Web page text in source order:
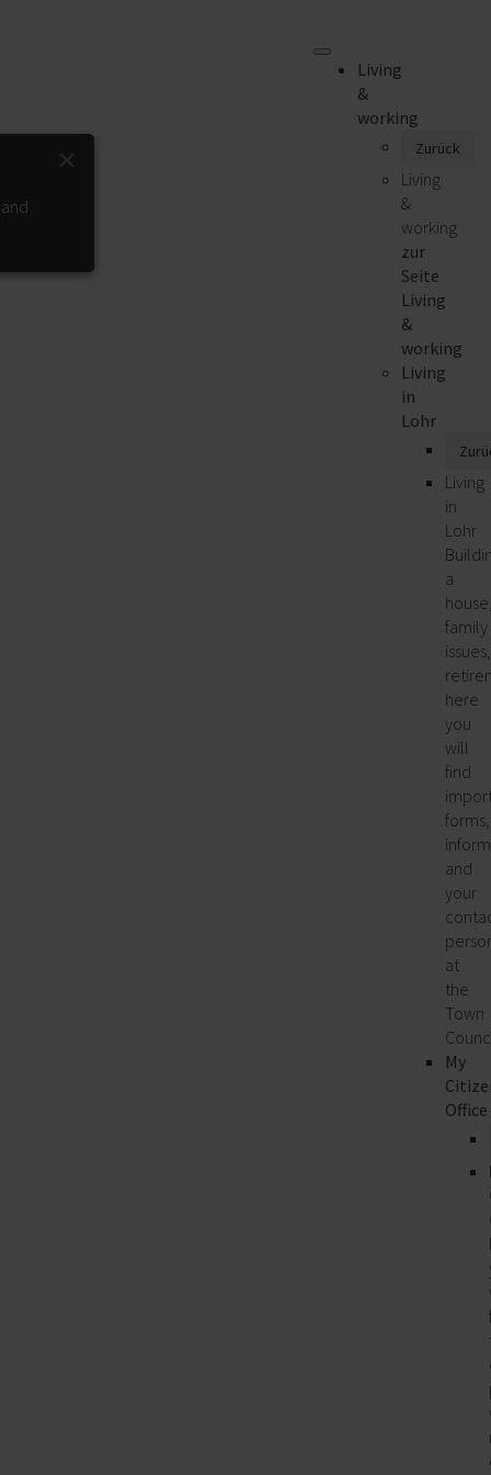
x
Living
&
working
Zurück
Living
&
working
zur
Seite
Living
&
working
Living
in
Lohr
Living
in
Lohr
a
family
issues,
here
you
will
find
forms,
and
your
at
the
Town
My
Office